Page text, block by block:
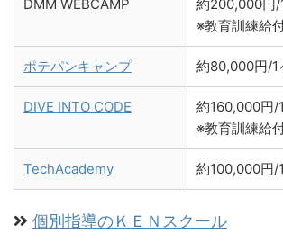
DMM WEBCAMP
約200,000円/
※教育訓練給
ポテパンキャンプ 約80,000円/1
DIVE INTO CODE
約160,000円/
※教育訓練給
TechAcademy 約100,000円/
個別指導のＫＥＮスクール